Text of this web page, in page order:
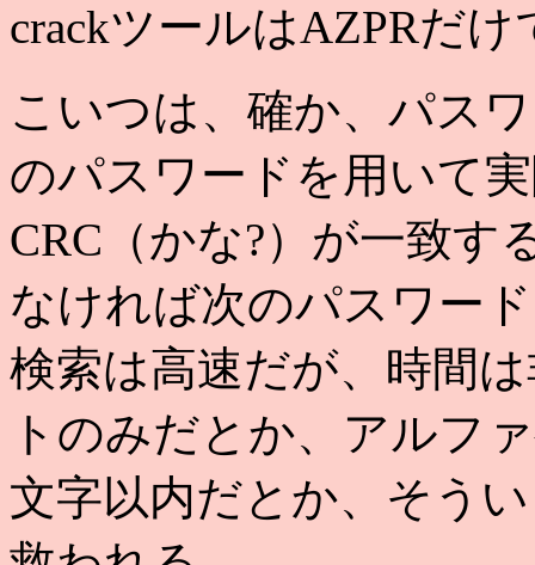
crackツールはAZPRだけ
こいつは、確か、パス
のパスワードを用いて
CRC（かな?）が一致す
なければ次のパスワー
検索は高速だが、時間
トのみだとか、アルフ
文字以内だとか、そう